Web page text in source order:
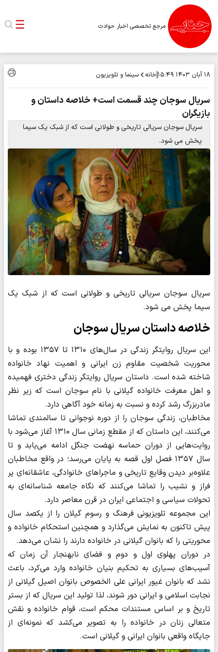
مرجع تخصصی اخبار حوادث
۱۸ آبان ۱۴۰۳ ۱۵:۴۹ خانه سینما و تلویزیون
سریال سوجان چند قسمت است+ خلاصه داستان و
بازیگران
سریال سوجان سریالی تاریخی و طولانی است که از شبک یک سیما
پخش می شود.
سریال سوجان سریالی تاریخی و طولانی است که از شبک یک
سیما پخش می شود.
خلاصه داستان سریال سوجان
این سریال روایتگر زندگی در سال‌های ۱۳۱۰ تا ۱۳۵۷ بوده و با
محوریت شخصیت مقاوم زن ایرانی و اهمیت نهاد خانواده
شاخته شده است. داستان سریال روایتگر زندگی دختری فهمیده
و اهل معرفت خانواده گیلانی با نام سوجان است که زیر نظر
مادربزرگ رشد کرده و نسبت به زمانه خود آگاهی دارد.
مخاطبان، زندگی سوجان را از دوره نوجوانی تا سالمندی تماشا
می‌کنند، این داستان که از مقطع زمانی سال ۱۳۱۰ آغاز می‌شود با
روایت‌هایی از دوران حماسه نهضت جنگل ادامه می‌یابد و تا
سال ۱۳۵۷ فصل اول قصه به پایان می‌رسد؛ در واقع مخاطبان
علاوه‌بر دیدن وقایع تاریخی و ماجراهای خانوادگی، عاشقانه‌ای پر
فراز و نشیب را تماشا می‌کنند که نگاه جامعه شناسانه‌ای به
تحولات سیاسی و اجتماعی ایران در قرن معاصر دارد.
این مجموعه تلویزیونی فرهنگ و رسوم گیلان را از یکصد سال
پیش تاکنون به نمایش می‌گذارد و همچنین استحکام خانواده و
محوریتی را که بانوان گیلانی در خانواده دارند را نشان می‌دهد.
در دوران پهلوی اول و دوم و فضای نابهنجار آن زمان که
آسیب‌های بسیاری به تحکیم بنیان خانواده وارد می‌کرد، باعث
نشد که بانوان غیور ایرانی علی الخصوص بانوان اصیل گیلانی از
نجابت اسلامی و ایرانی دور شوند، لذا تولید این سریال که از بستر
تاریخ و بر اساس مستندات محکم است، قوام خانواده و نقش
متعالی زنان در خانواده را به تصویر می‌کشد که نمونه‌ای از
جایگاه واقعی بانوان ایرانی و گیلانی است.